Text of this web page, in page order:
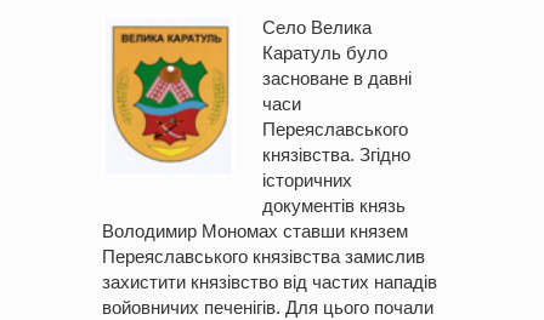
Село Велика
Каратуль було
засноване в давні
часи
Переяславського
князівства. Згідно
історичних
документів князь
Володимир Мономах ставши князем
Переяславського князівства замислив
захистити князівство від частих нападів
войовничих печенігів. Для цього почали